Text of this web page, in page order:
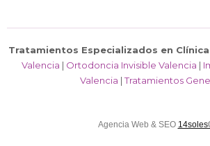
Tratamientos Especializados en Clínica
Valencia | Ortodoncia Invisible Valencia |
Valencia |Tratamientos
Agencia Web & SEO